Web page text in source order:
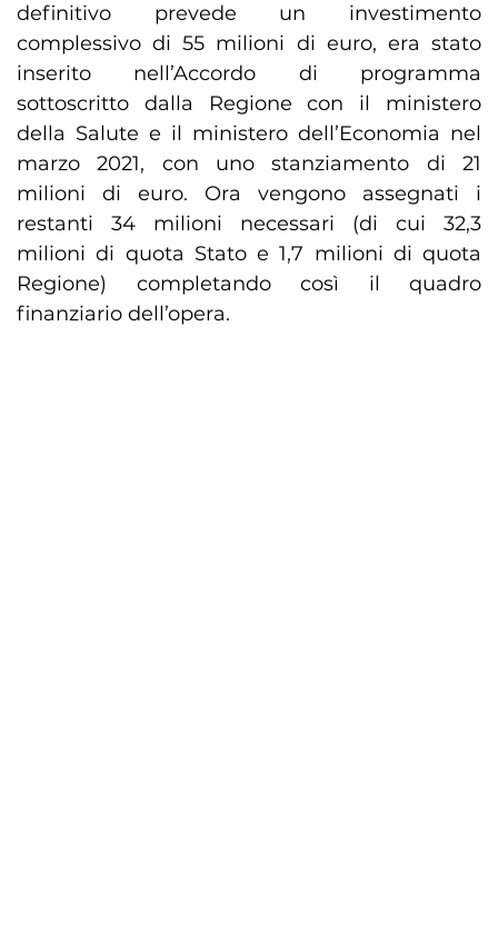
definitivo prevede un investimento
complessivo di 55 milioni di euro, era stato
inserito nell’Accordo di programma
sottoscritto dalla Regione con il ministero
della Salute e il ministero dell’Economia nel
marzo 2021, con uno stanziamento di 21
milioni di euro. Ora vengono assegnati i
restanti 34 milioni necessari (di cui 32,3
milioni di quota Stato e 1,7 milioni di quota
Regione) completando così il quadro
finanziario dell’opera.